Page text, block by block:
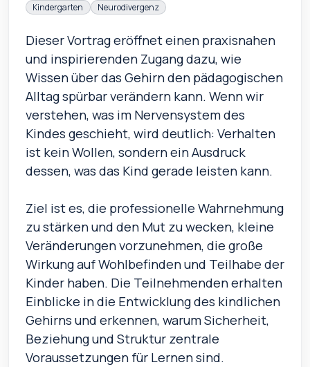
Kindergarten Neurodivergenz
Dieser Vortrag eröffnet einen praxisnahen
und inspirierenden Zugang dazu, wie
Wissen über das Gehirn den pädagogischen
Alltag spürbar verändern kann. Wenn wir
verstehen, was im Nervensystem des
Kindes geschieht, wird deutlich: Verhalten
ist kein Wollen, sondern ein Ausdruck
dessen, was das Kind gerade leisten kann.
Ziel ist es, die professionelle Wahrnehmung
zu stärken und den Mut zu wecken, kleine
Veränderungen vorzunehmen, die große
Wirkung auf Wohlbefinden und Teilhabe der
Kinder haben. Die Teilnehmenden erhalten
Einblicke in die Entwicklung des kindlichen
Gehirns und erkennen, warum Sicherheit,
Beziehung und Struktur zentrale
Voraussetzungen für Lernen sind.